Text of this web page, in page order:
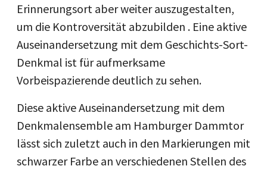
Erinnerungsort aber weiter auszugestalten,
um die Kontroversität abzubilden . Eine aktive
Auseinandersetzung mit dem Geschichts-Sort-
Denkmal ist für aufmerksame
Vorbeispazierende deutlich zu sehen.
Diese aktive Auseinandersetzung mit dem
Denkmalensemble am Hamburger Dammtor
lässt sich zuletzt auch in den Markierungen mit
schwarzer Farbe an verschiedenen Stellen des